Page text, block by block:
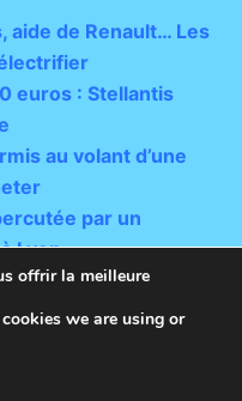
aide de Renault… Les
euros : Stellantis
au volant d’une
par un
Lyon
par
offrir la meilleure
we are using or